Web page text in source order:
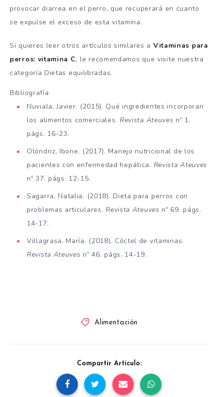
provocar diarrea en el perro, que recuperará en cuanto
se expulse el exceso de esta vitamina.
Si quieres leer otros artículos similares a Vitaminas para
perros: vitamina C, le recomendamos que visite nuestra
categoría Dietas equilibradas.
Bibliografía
Nuviala, Javier. (2015). Qué ingredientes incorporan
los alimentos comerciales. Revista Ateuvesnº 1.
págs. 16-23.
Olóndriz, Ibone. (2017). Manejo nutricional de los
pacientes con enfermedad hepática. Revista Ateuves
nº 37. págs. 12-15.
Sagarra, Natalia. (2018). Dieta para perros con
problemas articulares.Revista Ateuves nº 69. págs.
14-17.
Villagrasa, María. (2018). Cóctel de vitaminas.
Revista Ateuvesnº 46. págs. 14-19.
Alimentación
Compartir Artículo: